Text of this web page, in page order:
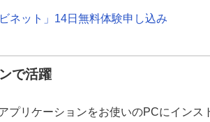
ネット」14日無料体験申し込み
で活躍
プリケーションをお使いのPCにインス